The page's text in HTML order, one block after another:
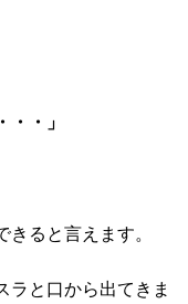
・・」
ると言えます。
ラと口から出てきま